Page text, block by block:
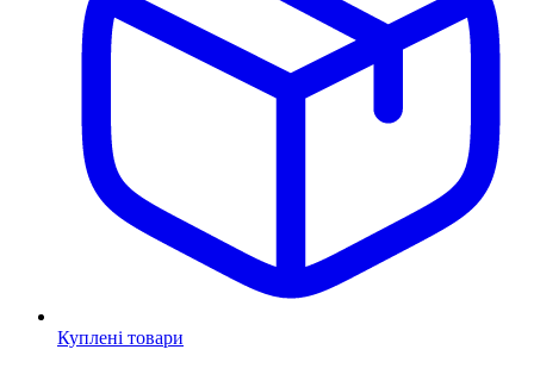
Куплені товари